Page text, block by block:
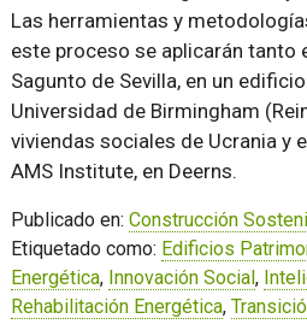
Las herramientas y
este proceso se aplicarán tanto
Sagunto de Sevilla, en un
Universidad de Birmingham
viviendas sociales de Ucrania y
AMS Institute, en Deerns.
Publicado en: Construcción
Etiquetado como: Edificios
Energética, Innovación Social,
Rehabilitación Energética,